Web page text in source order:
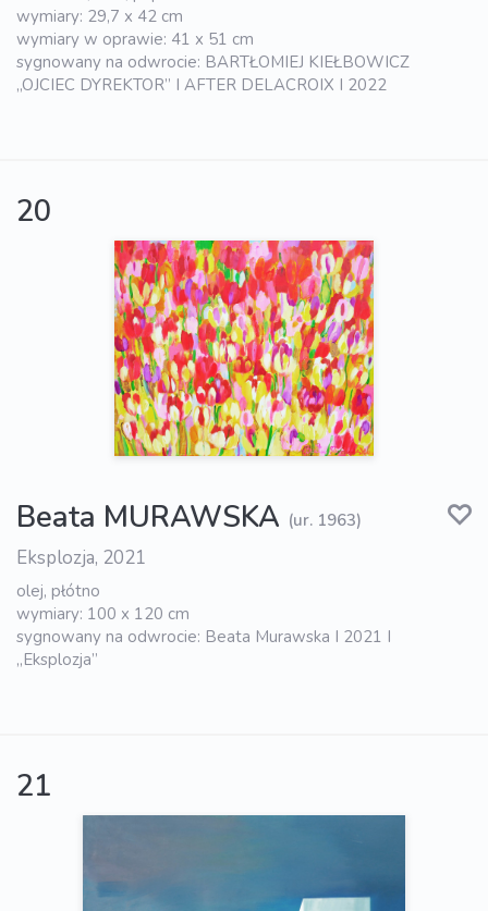
wymiary: 29,7 x 42 cm
wymiary w oprawie: 41 x 51 cm
sygnowany na odwrocie: BARTŁOMIEJ KIEŁBOWICZ
„OJCIEC DYREKTOR” I AFTER DELACROIX I 2022
20
Beata MURAWSKA (ur. 1963)
Eksplozja, 2021
olej, płótno
wymiary: 100 x 120 cm
sygnowany na odwrocie: Beata Murawska I 2021 I
„Eksplozja”
21